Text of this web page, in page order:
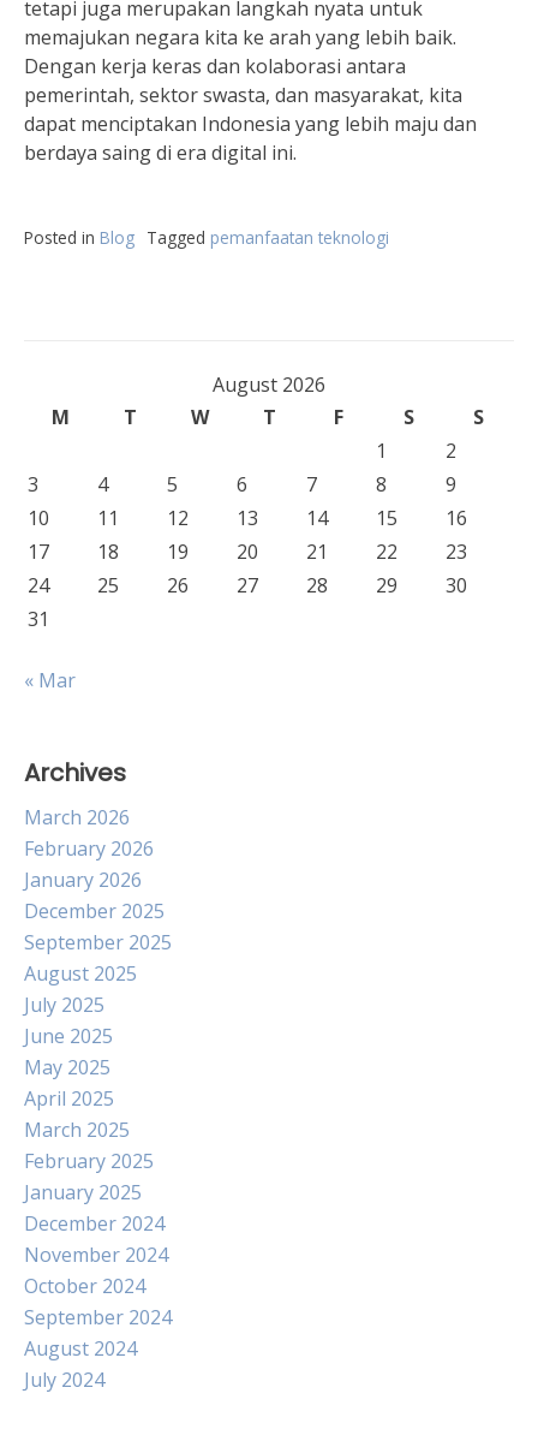
tetapi juga merupakan langkah nyata untuk
memajukan negara kita ke arah yang lebih baik.
Dengan kerja keras dan kolaborasi antara
pemerintah, sektor swasta, dan masyarakat, kita
dapat menciptakan Indonesia yang lebih maju dan
berdaya saing di era digital ini.
Posted in Blog Tagged pemanfaatan teknologi
August 2026
M
T W T F S
S
1
2
3
4 5 6 7 8
9
10
11 12 13 14 15
16
17
18 19 20 21 22
23
24
25 26 27 28 29
30
31
« Mar
Archives
March 2026
February 2026
January 2026
December 2025
September 2025
August 2025
July 2025
June 2025
May 2025
April 2025
March 2025
February 2025
January 2025
December 2024
November 2024
October 2024
September 2024
August 2024
July 2024